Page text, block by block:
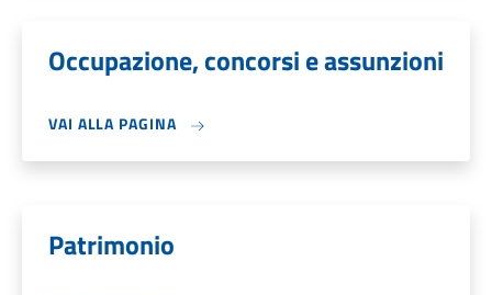
Occupazione, concorsi e assunzioni
VAI ALLA PAGINA
Patrimonio